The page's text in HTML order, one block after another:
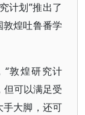
计划”推出了
煌吐鲁番学
“敦煌研究计
但可以满足受
大脚，还可